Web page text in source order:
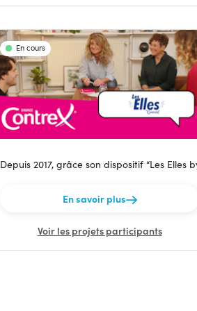
En cours
Depuis 2017, grâce son dispositif “Les Elles
En savoir plus
Voir les projets participants